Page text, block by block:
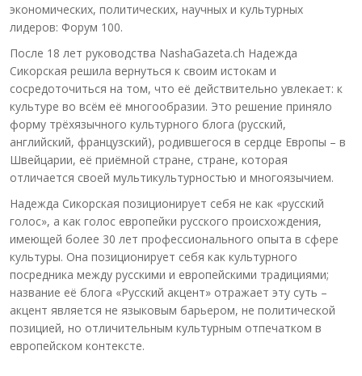
экономических, политических, научных и культурных
лидеров: Форум 100.
После 18 лет руководства NashaGazeta.ch Надежда
Сикорская решила вернуться к своим истокам и
сосредоточиться на том, что её действительно увлекает: к
культуре во всём её многообразии. Это решение приняло
форму трёхязычного культурного блога (русский,
английский, французский), родившегося в сердце Европы – в
Швейцарии, её приёмной стране, стране, которая
отличается своей мультикультурностью и многоязычием.
Надежда Сикорская позиционирует себя не как «русский
голос», а как голос европейки русского происхождения,
имеющей более 30 лет профессионального опыта в сфере
культуры. Она позиционирует себя как культурного
посредника между русскими и европейскими традициями;
название её блога «Русский акцент» отражает эту суть –
акцент является не языковым барьером, не политической
позицией, но отличительным культурным отпечатком в
европейском контексте.